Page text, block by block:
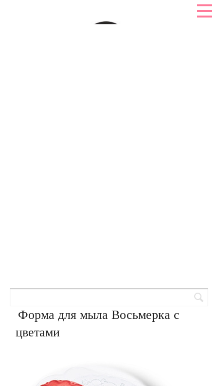
Форма для мыла Восьмерка с
цветами